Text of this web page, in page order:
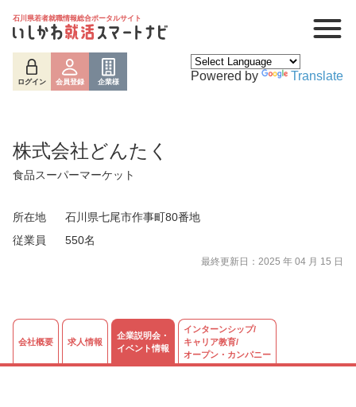
石川県若者就職情報総合ポータルサイト
ログイン 会員登録 企業様 Powered by Translate
株式会社どんたく
食品スーパーマーケット
所在地
石川県七尾市作事町80番地
従業員
550名
最終更新日：2025 年 04 月 15 日
会社概要 求人情報
企業説明会・
イベント情報
インターンシップ/
キャリア教育/
オープン・カンパニー